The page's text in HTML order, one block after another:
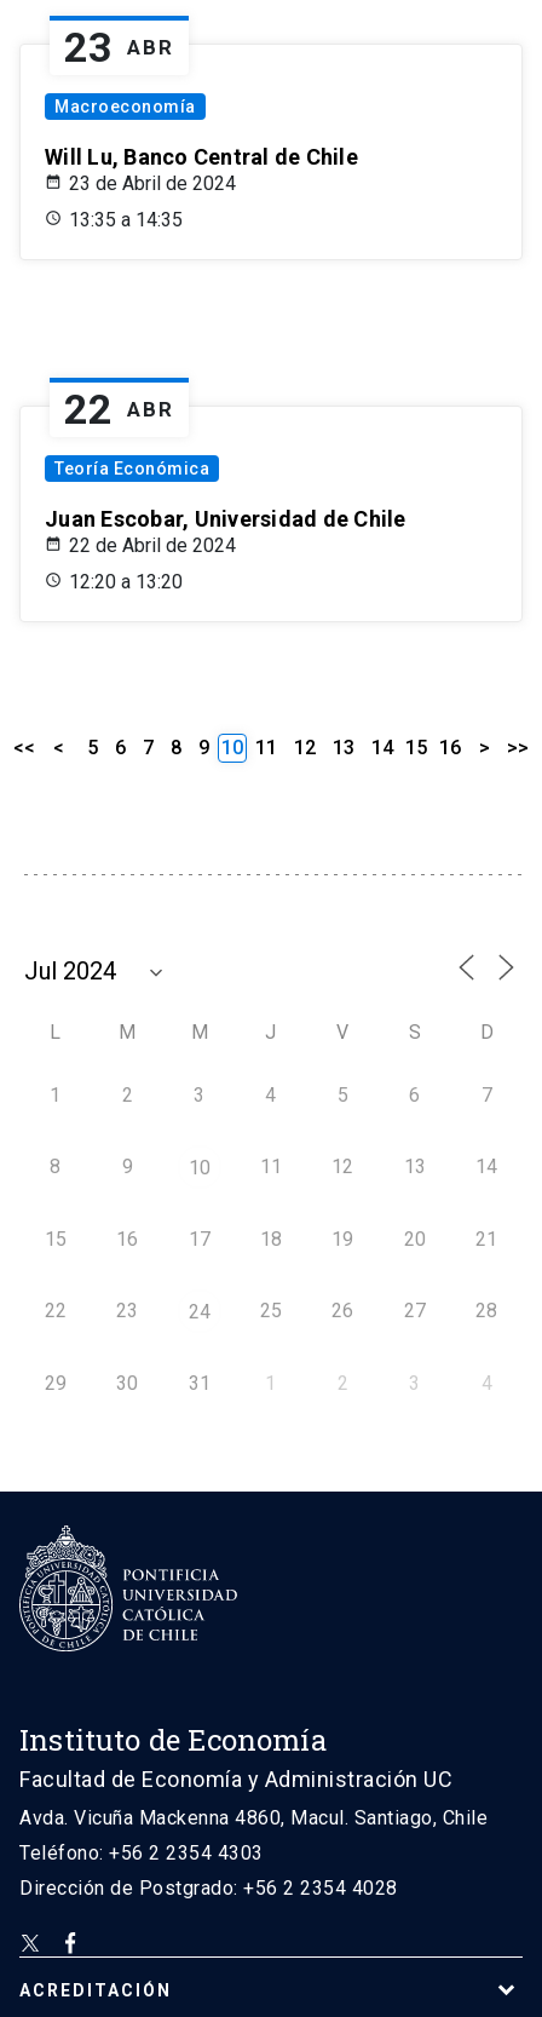
23 ABR
Macroeconomía
Will Lu, Banco Central de Chile
23 de Abril de 2024
13:35 a 14:35
22 ABR
Teoría Económica
Juan Escobar, Universidad de Chile
22 de Abril de 2024
12:20 a 13:20
<< < 5 6 7 8 9 10 11 12 13 14 15 16 > >>
L M M J V S D
1 2 3 4 5 6 7
8 9 10 11 12 13 14
15 16 17 18 19 20 21
22 23 24 25 26 27 28
29 30 31 1 2 3 4
Instituto de Economía
Facultad de Economía y Administración UC
Avda. Vicuña Mackenna 4860, Macul. Santiago, Chile
Teléfono: +56 2 2354 4303
Dirección de Postgrado: +56 2 2354 4028
ACREDITACIÓN